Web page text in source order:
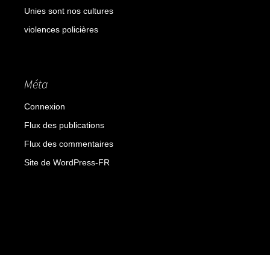
Unies sont nos cultures
violences policières
Méta
Connexion
Flux des publications
Flux des commentaires
Site de WordPress-FR